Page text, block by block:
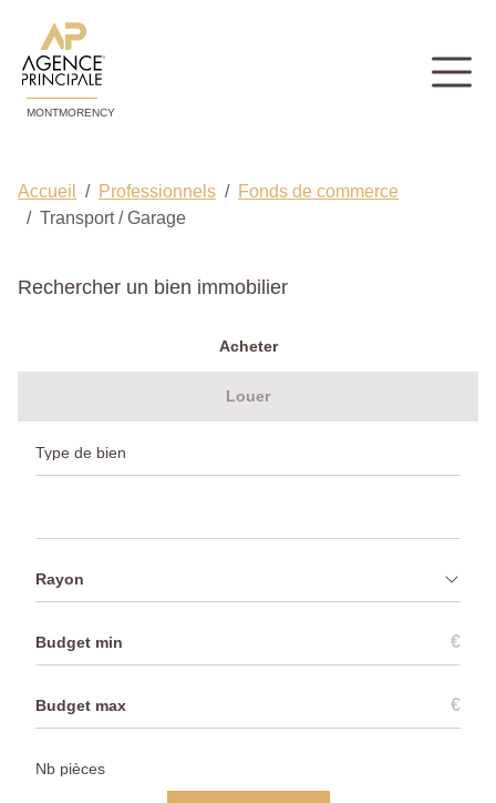
MONTMORENCY
Accueil Professionnels
Fonds de commerce
Transport / Garage
Rechercher un bien immobilier
Acheter
Louer
Rayon
€
€